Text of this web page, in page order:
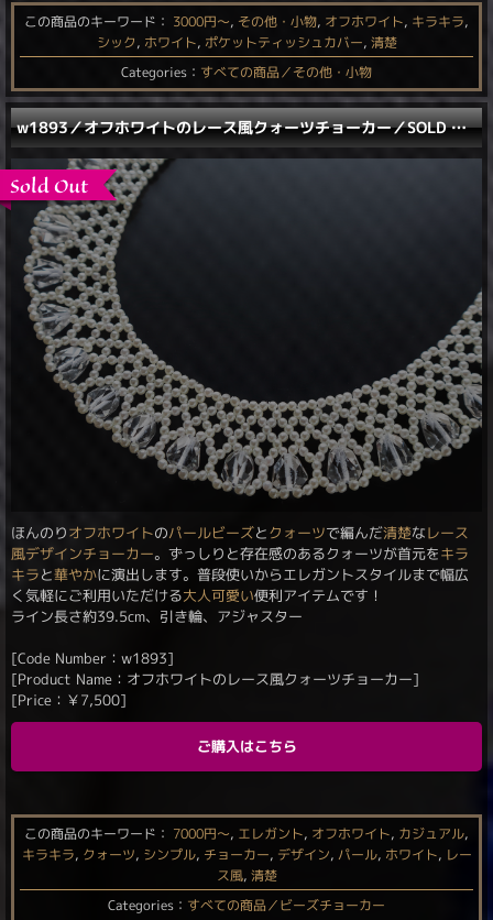
この商品のキーワード： 3000円〜, その他・小物, オフホワイト, キラキラ,
シック, ホワイト, ポケットティッシュカバー, 清楚
Categories： すべての商品／その他・小物
w1893／オフホワイトのレース風クォーツチョーカー／SOLD OUT
ほんのりオフホワイトのパールビーズとクォーツで編んだ清楚なレース
風デザインチョーカー。ずっしりと存在感のあるクォーツが首元をキラ
キラと華やかに演出します。普段使いからエレガントスタイルまで幅広
く気軽にご利用いただける大人可愛い便利アイテムです！
ライン長さ約39.5cm、引き輪、アジャスター
[Code Number：w1893]
[Product Name：オフホワイトのレース風クォーツチョーカー]
[Price： ￥7,500]
ご購入はこちら
この商品のキーワード： 7000円〜, エレガント, オフホワイト, カジュアル,
キラキラ, クォーツ, シンプル, チョーカー, デザイン, パール, ホワイト, レー
ス風, 清楚
Categories： すべての商品／ビーズチョーカー